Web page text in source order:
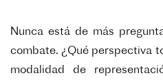
Nunca está de más
combate. ¿Qué perspectiva
modalidad de